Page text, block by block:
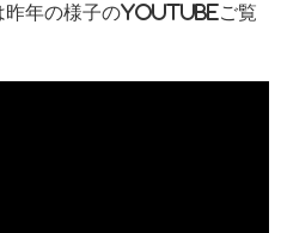
昨年の様子のYouTubeご覧